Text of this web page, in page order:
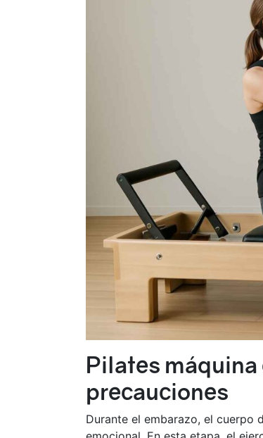
Pilates
precauciones
Durante el embarazo, el cuerpo